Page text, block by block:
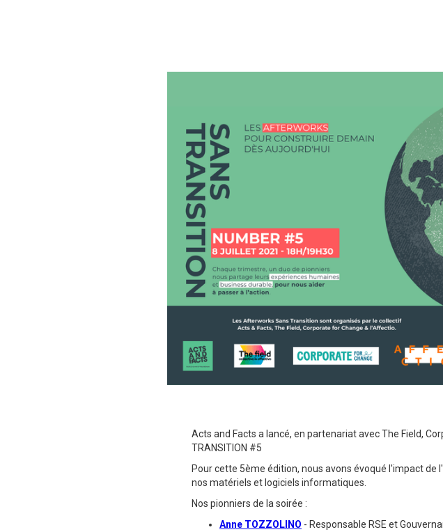
Acts and Facts a lancé, en partenariat avec The Field,
TRANSITION #5
Pour cette 5ème édition, nous avons évoqué l'impact
nos matériels et logiciels informatiques.
Nos pionniers de la soirée :
Anne TOZZOLINO - Responsable RSE et